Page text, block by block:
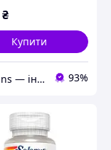
₴
Купити
Vitamins — інтернет-магазин вітамінів та мінералів 93%